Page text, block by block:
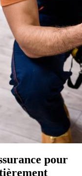
pour